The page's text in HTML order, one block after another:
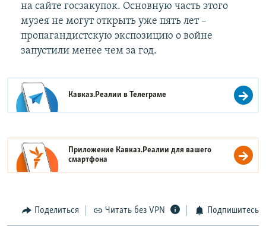
на сайте госзакупок. Основную часть этого
музея не могут открыть уже пять лет –
пропагандистскую экспозицию о войне
запустили менее чем за год.
Кавказ.Реалии вТелеграме
Приложение Кавказ.Реалии для вашего
смартфона
Поделиться Читать без VPN Подпишитесь